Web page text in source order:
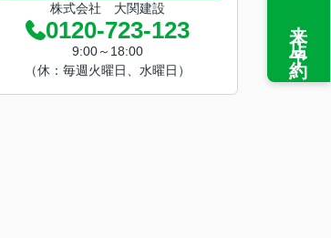
株式会社 大関建設
0120-723-123
9:00～18:00
（休：毎週火曜日、水曜日）
来店予約